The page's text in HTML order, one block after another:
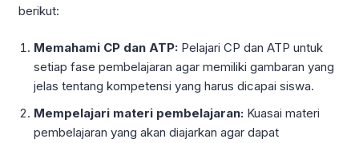
berikut:
Memahami CP dan ATP: Pelajari CP dan ATP untuk
setiap fase pembelajaran agar memiliki gambaran yang
jelas tentang kompetensi yang harus dicapai siswa.
Mempelajari materi pembelajaran: Kuasai materi
pembelajaran yang akan diajarkan agar dapat